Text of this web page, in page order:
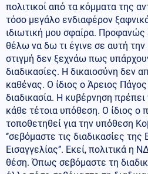
πολιτικοί από τα κόμματα της
τόσο μεγάλο ενδιαφέρον
ιδιωτική μου σφαίρα.
θέλω να δω τι έγινε σε αυτή την
στιγμή δεν ξεχνάω πως
διαδικασίες. Η δικαιοσύνη δεν
καθένας. Ο ίδιος ο Άρειος
διαδικασία. Η κυβέρνηση
κάθε τέτοια υπόθεση. Ο ίδιος ο
τοποθετηθεί για την υπόθεση
‘’σεβόμαστε τις διαδικασίες
Εισαγγελίας’’. Εκεί, πολιτικά η
θέση. Όπως σεβόμαστε τη